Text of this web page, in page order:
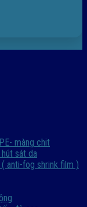
màng chit
sát da
anti-fog shrink film )